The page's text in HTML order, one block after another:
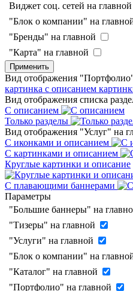
Виджет соц. сетей на главной
"Блок о компании" на
"Бренды" на главной
"Карта" на главной
Применить
Вид отображения
картинка с описанием
Вид отображения списка
С описанием
Только разделы
Вид отображения "Услуг" на
С иконками и описанием
С картинками и описанием
Круглые картинки и описание
С плавающими баннерами
Параметры
"Большие баннеры" на
"Тизеры" на главной
"Услуги" на главной
"Блок о компании" на
"Каталог" на главной
"Портфолио" на главной